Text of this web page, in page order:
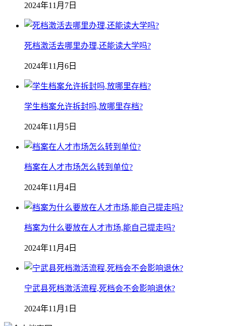
2024年11月7日
死档激活去哪里办理,还能读大学吗?
2024年11月6日
学生档案允许拆封吗,放哪里存档?
2024年11月5日
档案在人才市场怎么转到单位?
2024年11月4日
档案为什么要放在人才市场,能自己提走吗?
2024年11月4日
宁武县死档激活流程,死档会不会影响退休?
2024年11月1日